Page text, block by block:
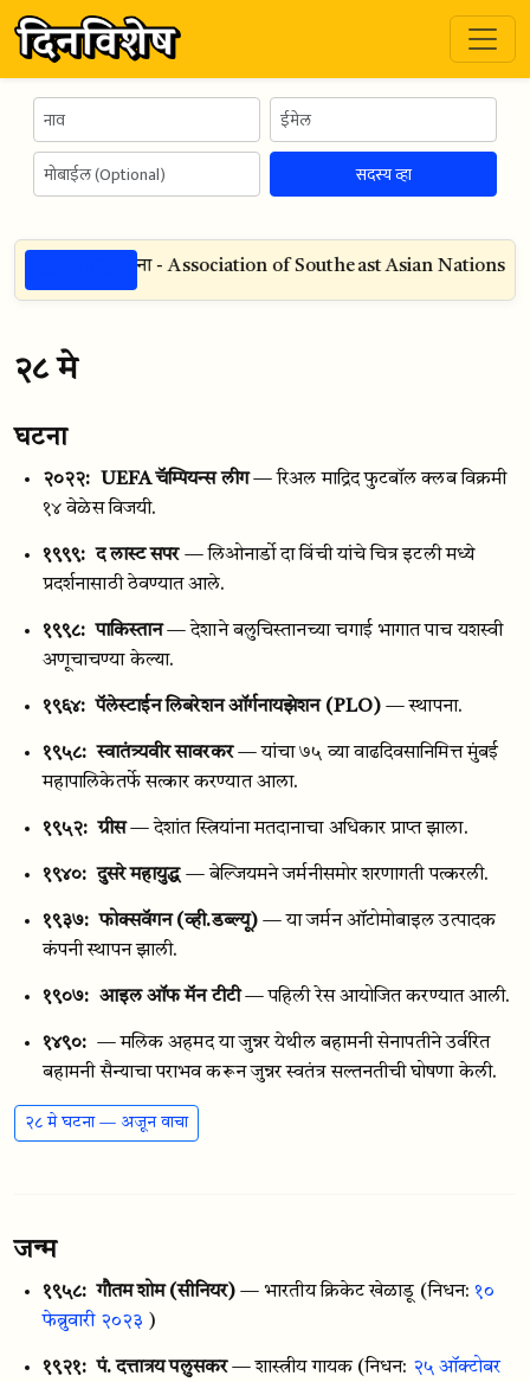
सदस्य व्हा
राष्ट्र संघटना - Association of Southeast Asian Nations
२८ मे
घटना
२०२२: UEFA चॅम्पियन्स लीग — रिअल माद्रिद फुटबॉल क्लब विक्रमी
१४ वेळेस विजयी.
१९९९: द लास्ट सपर — लिओनार्डो दा विंची यांचे चित्र इटली मध्ये
प्रदर्शनासाठी ठेवण्यात आले.
१९९८: पाकिस्तान — देशाने बलुचिस्तानच्या चगाई भागात पाच यशस्वी
अणूचाचण्या केल्या.
१९६४: पॅलेस्टाईन लिबरेशन ऑर्गनायझेशन (PLO) — स्थापना.
१९५८: स्वातंत्र्यवीर सावरकर — यांचा ७५ व्या वाढदिवसानिमित्त मुंबई
महापालिकेतर्फे सत्कार करण्यात आला.
१९५२: ग्रीस — देशांत स्त्रियांना मतदानाचा अधिकार प्राप्त झाला.
१९४०: दुसरे महायुद्ध — बेल्जियमने जर्मनीसमोर शरणागती पत्करली.
१९३७: फोक्सवॅगन (व्ही.डब्ल्यू) — या जर्मन ऑटोमोबाइल उत्पादक
कंपनी स्थापन झाली.
१९०७: आइल ऑफ मॅन टीटी — पहिली रेस आयोजित करण्यात आली.
१४९०: — मलिक अहमद या जुन्नर येथील बहामनी सेनापतीने उर्वरित
बहामनी सैन्याचा पराभव करून जुन्नर स्वतंत्र सल्तनतीची घोषणा केली.
२८ मे घटना — अजून वाचा
जन्म
१९५८: गौतम शोम (सीनियर) — भारतीय क्रिकेट खेळाडू (निधन:१०
फेब्रुवारी २०२३ )
१९२१: पं. दत्तात्रय पलुसकर — शास्त्रीय गायक (निधन: २५ ऑक्टोबर